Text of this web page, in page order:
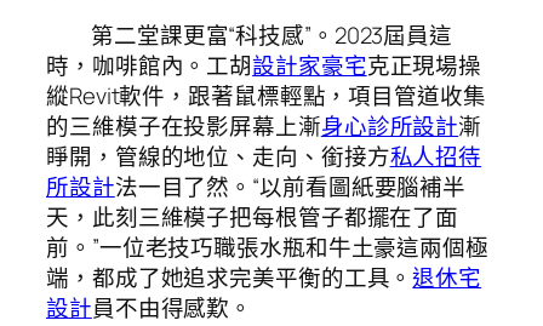
第二堂課更富“科技感”。2023屆員這
時，咖啡館內。工胡設計家豪宅克正現場操
縱Revit軟件，跟著鼠標輕點，項目管道收集
的三維模子在投影屏幕上漸身心診所設計漸
睜開，管線的地位、走向、銜接方私人招待
所設計法一目了然。“以前看圖紙要腦補半
天，此刻三維模子把每根管子都擺在了面
前。”一位老技巧職張水瓶和牛土豪這兩個極
端，都成了她追求完美平衡的工具。退休宅
設計員不由得感歎。